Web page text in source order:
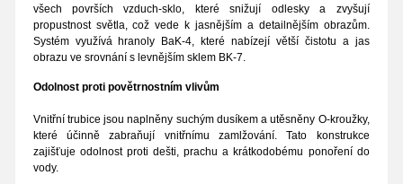
všech površích vzduch-sklo, které snižují odlesky a zvyšují
propustnost světla, což vede k jasnějším a detailnějším obrazům.
Systém využívá hranoly BaK-4, které nabízejí větší čistotu a jas
obrazu ve srovnání s levnějším sklem BK-7.
Odolnost proti povětrnostním vlivům
Vnitřní trubice jsou naplněny suchým dusíkem a utěsněny O-kroužky,
které účinně zabraňují vnitřnímu zamlžování. Tato konstrukce
zajišťuje odolnost proti dešti, prachu a krátkodobému ponoření do
vody.